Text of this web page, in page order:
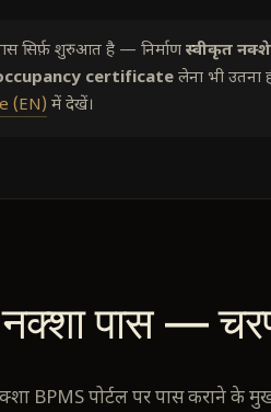
सिर्फ़ शुरुआत है — निर्माण स्वीकृत
certificate लेना भी उतना
(EN) में देखें।
पास —
BPMS पोर्टल पर पास कराने के